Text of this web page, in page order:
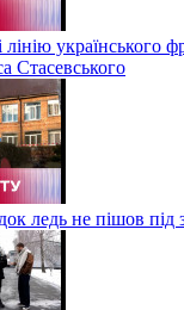
лінію українського
Стасевського
ледь не пішов під